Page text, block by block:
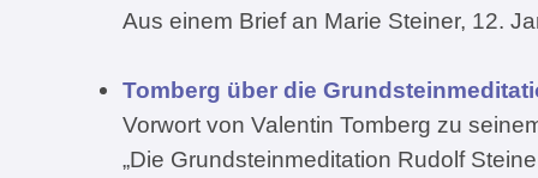
Aus einem Brief an Marie Steiner, 12.
Tomberg über die
Vorwort von Valentin Tomberg zu
„Die Grundsteinmeditation Rudolf